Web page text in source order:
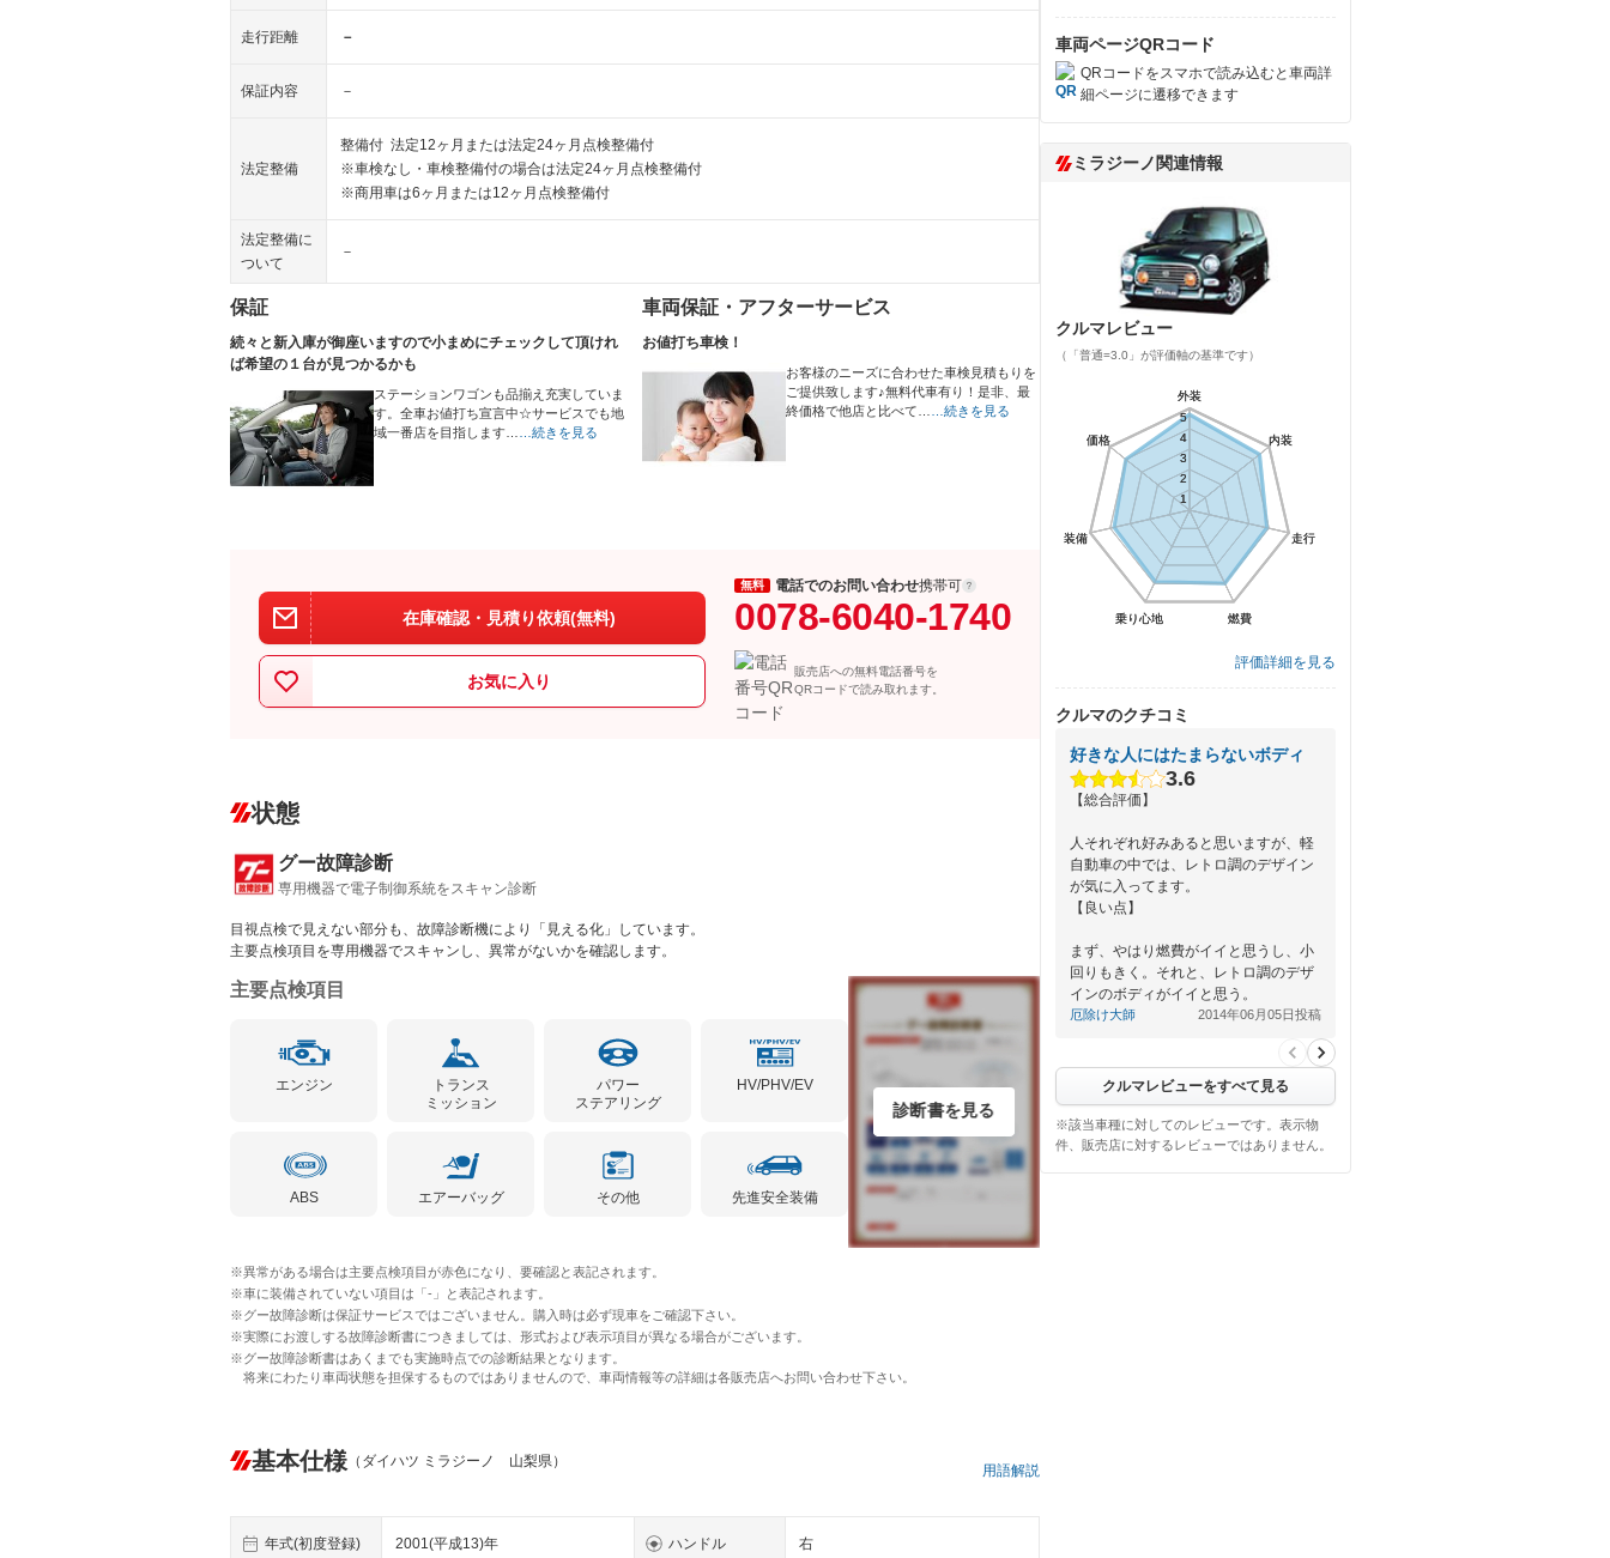
走行距離 －
保証内容 －
法定整備
整備付 法定12ヶ月または法定24ヶ月点検整備付
※車検なし・車検整備付の場合は法定24ヶ月点検整備付
※商用車は6ヶ月または12ヶ月点検整備付
法定整備に
ついて
－
保証
続々と新入庫が御座いますので小まめにチェックして頂けれ
ば希望の１台が見つかるかも
ステーションワゴンも品揃え充実していま
す。全車お値打ち宣言中☆サービスでも地
域一番店を目指します…
…続きを見る
車両保証・アフターサービス
お値打ち車検！
お客様のニーズに合わせた車検見積もりを
ご提供致します♪無料代車有り！是非、最
終価格で他店と比べて…
…続きを見る
在庫確認・見積り依頼(無料)
お気に入り
無料 電話でのお問い合わせ携帯可
0078-6040-1740
販売店への無料電話番号を
QRコードで読み取れます。
状態
グー故障診断
専用機器で電子制御系統をスキャン診断
目視点検で見えない部分も、故障診断機により「見える化」しています。
主要点検項目を専用機器でスキャンし、異常がないかを確認します。
主要点検項目
エンジン
トランス
ミッション
パワー
ステアリング
HV/PHV/EV
ABS エアーバッグ その他 先進安全装備
診断書を見る
※異常がある場合は主要点検項目が赤色になり、要確認と表記されます。
※車に装備されていない項目は「-」と表記されます。
※グー故障診断は保証サービスではございません。購入時は必ず現車をご確認下さい。
※実際にお渡しする故障診断書につきましては、形式および表示項目が異なる場合がございます。
※グー故障診断書はあくまでも実施時点での診断結果となります。
将来にわたり車両状態を担保するものではありませんので、車両情報等の詳細は各販売店へお問い合わせ下さい。
基本仕様 （ダイハツ ミラジーノ 山梨県）
用語解説
年式(初度登録) 2001(平成13)年 ハンドル 右
車両ページQRコード
QRコードをスマホで読み込むと車両詳
細ページに遷移できます
ミラジーノ関連情報
クルマレビュー
（「普通=3.0」が評価軸の基準です）
外装
内装
走行
燃費
乗り心地
装備
価格
1
2
3
4
5
外装
内装
走行
燃費
乗り心地
装備
価格
1
2
3
4
5
評価詳細を見る
クルマのクチコミ
好きな人にはたまらないボディ
3.6
【総合評価】
人それぞれ好みあると思いますが、軽
自動車の中では、レトロ調のデザイン
が気に入ってます。
【良い点】
まず、やはり燃費がイイと思うし、小
回りもきく。それと、レトロ調のデザ
インのボディがイイと思う。
【悪い点】
厄除け大師 2014年06月05日投稿
クルマレビューをすべて見る
※該当車種に対してのレビューです。表示物
件、販売店に対するレビューではありません。